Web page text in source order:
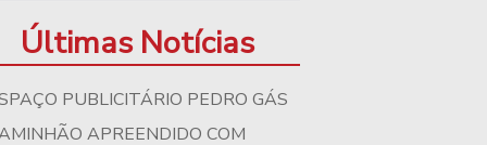
Últimas Notícias
PUBLICITÁRIO PEDRO GÁS
APREENDIDO COM